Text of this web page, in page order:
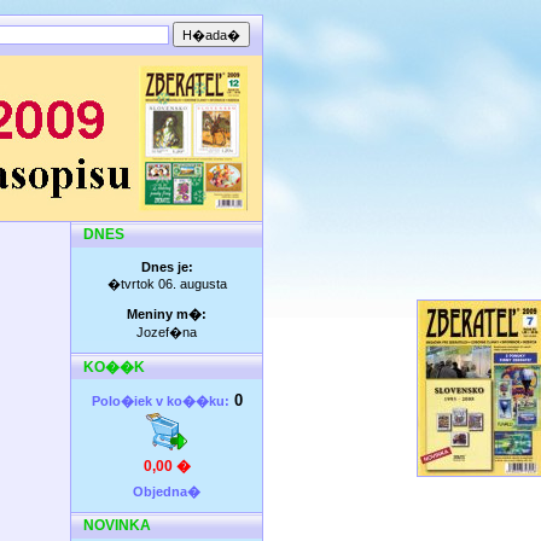
DNES
Dnes je:
�tvrtok 06. augusta
Meniny m�:
Jozef�na
KO��K
Polo�iek v ko��ku: 0
0,00 �
Objedna�
NOVINKA